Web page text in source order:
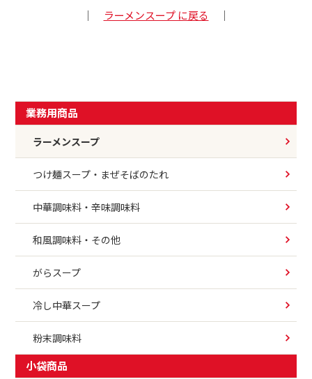
｜ ラーメンスープ に戻る ｜
業務用商品
ラーメンスープ
つけ麺スープ・まぜそばのたれ
中華調味料・辛味調味料
和風調味料・その他
がらスープ
冷し中華スープ
粉末調味料
小袋商品